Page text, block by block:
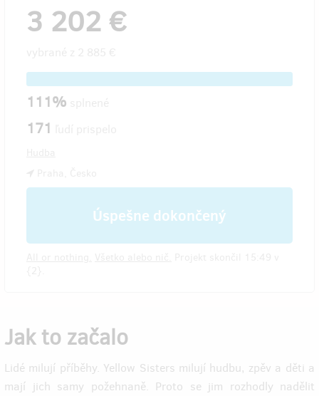
3 202 €
111%
171
Úspešne dokončený
Jak to začalo
Lidé milují příběhy. Yellow Sisters milují hudbu, zpěv a děti a
mají jich samy požehnaně. Proto se jim rozhodly nadělit